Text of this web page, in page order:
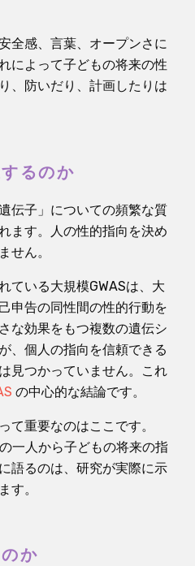
全感、言葉、オープンさに
によって子どもの将来の性
、防いだり、計画したりは
るのか
伝子」についての頻繁な質
ます。人の性的指向を決め
せん。
ている大規模GWASは、大
申告の同性間の性的行動を
な効果をもつ複数の遺伝シ
、個人の指向を信頼できる
見つかっていません。これ
の中心的な結論です。
て重要なのはここです。
一人から子どもの将来の指
語るのは、研究が実際に示
す。
か